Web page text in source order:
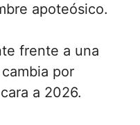
apoteósico.
frente a una
por
a 2026.